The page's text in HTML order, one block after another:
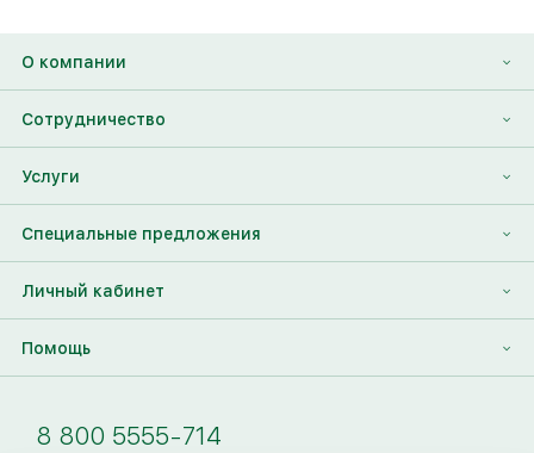
8 800 5555-714
О компании
О нас
Контакты
Видеогалерея
Новости
Сотрудничество
Франшиза
Партнеры Megaflowers
Услуги
Найти друга
Доставка цветов за границу
Специальные предложения
Накопительные скидки
Личный кабинет
Вход
Помощь
Оплата